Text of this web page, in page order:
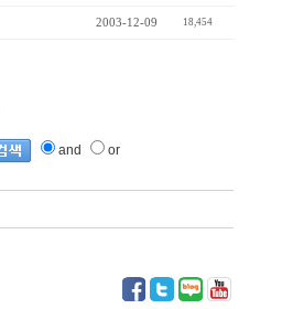
2003-12-09 18,454
and or